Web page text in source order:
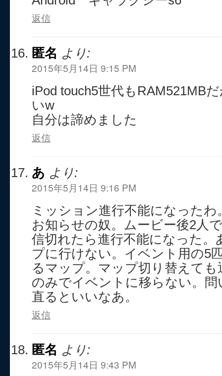
返信
匿名 より:
2015年5月14日 9:15 PM
iPod touch5世代もRAM521MB
いw
自分は諦めました
返信
あ より:
2015年5月14日 9:16 PM
ミッション進行不能になったわ
お知らせの奴。ムービー後2人
信切れたら進行不能になった
プに行けない。イベント用の5
るマップ。マップ切り替えて
のみでイベントに移らない。
直るといいなあ。
返信
匿名 より:
2015年5月14日 9:43 PM